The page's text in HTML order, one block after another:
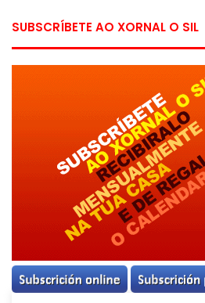
SUBSCRÍBETE AO XORNAL O SIL